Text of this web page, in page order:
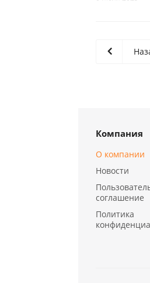
Компания
О компании
Новости
соглашение
Политика